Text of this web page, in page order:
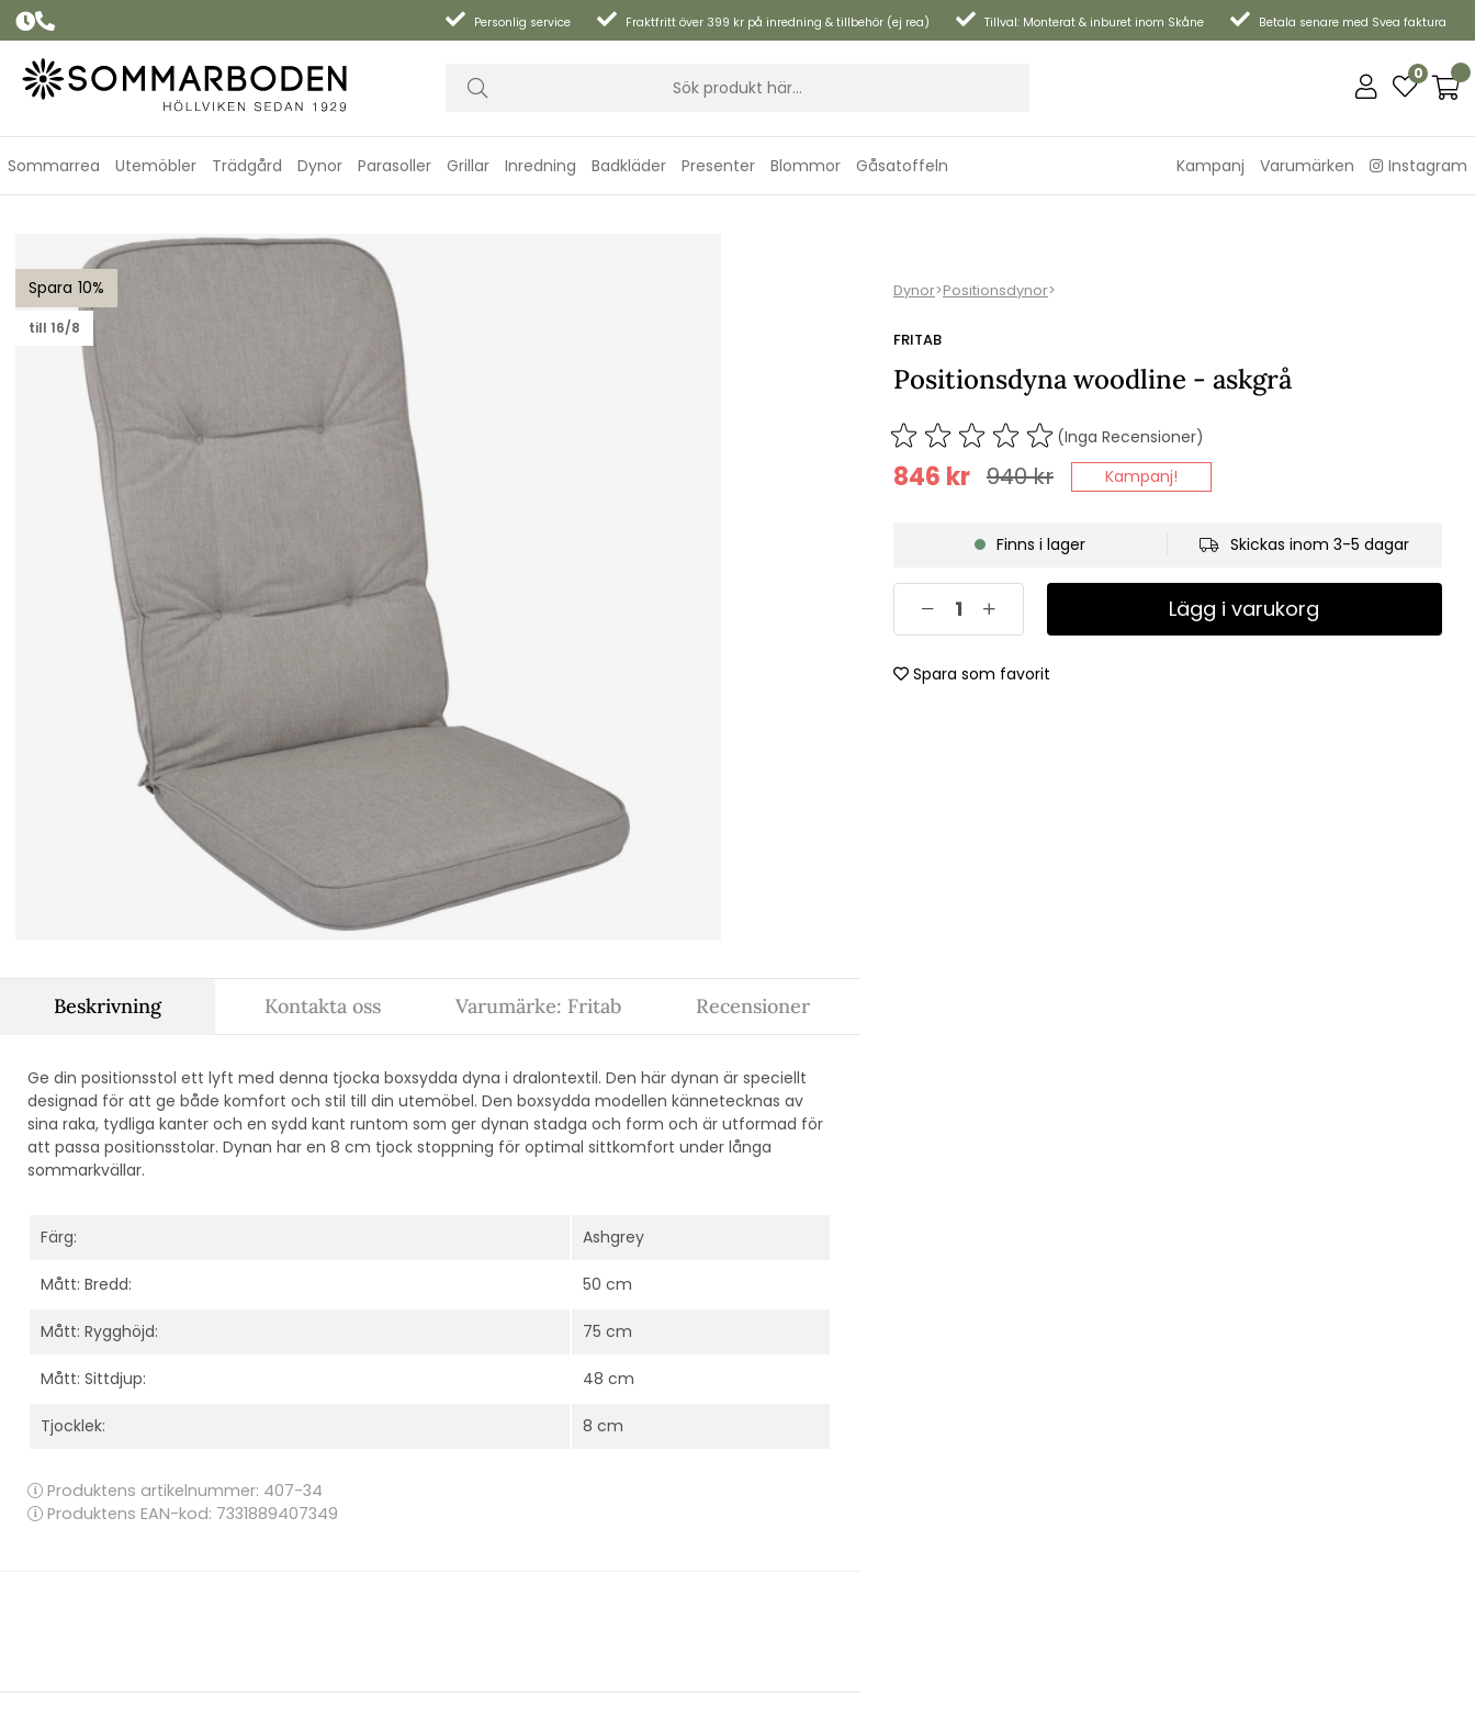
Personlig service Fraktfritt över 399 kr på inredning & tillbehör (ej rea) Tillval: Monterat & inburet inom Skåne Betala senare med Svea faktura
0
Sommarrea Utemöbler Trädgård Dynor Parasoller Grillar Inredning Badkläder Presenter Blommor Gåsatoffeln Kampanj Varumärken Instagram
10
till 16/8
Positionsdyna woodline - askgrå
Dynor>Positionsdynor>
FRITAB
Positionsdyna woodline - askgrå
(Inga Recensioner)
940kr
846 kr Kampanj!
Finns i lager Skickas inom 3-5 dagar
Lägg i varukorg
Spara som favorit
Beskrivning
Ge din positionsstol ett lyft med denna tjocka boxsydda dyna i dralontextil. Den här dynan är speciellt
designad för att ge både komfort och stil till din utemöbel. Den boxsydda modellen kännetecknas av
sina raka, tydliga kanter och en sydd kant runtom som ger dynan stadga och form och är utformad för
att passa positionsstolar. Dynan har en 8 cm tjock stoppning för optimal sittkomfort under långa
sommarkvällar.
Färg: Ashgrey
Mått: Bredd: 50 cm
Mått: Rygghöjd: 75 cm
Mått: Sittdjup: 48 cm
Tjocklek: 8 cm
Produktens artikelnummer: 407-34
Produktens EAN-kod: 7331889407349
Kontakta oss Varumärke: Fritab Recensioner